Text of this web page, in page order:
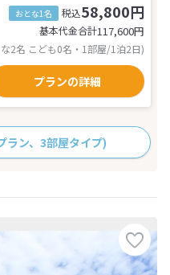
おとな1名 税込58,800円
基本代金合計117,600円
2名 こども0名・1部屋/1泊2日)
プランの詳細
ラン、3部屋タイプ)